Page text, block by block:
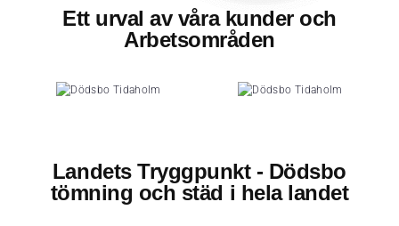
Ett urval av våra kunder och
Arbetsområden
Landets Tryggpunkt - Dödsbo
tömning och städ i hela landet